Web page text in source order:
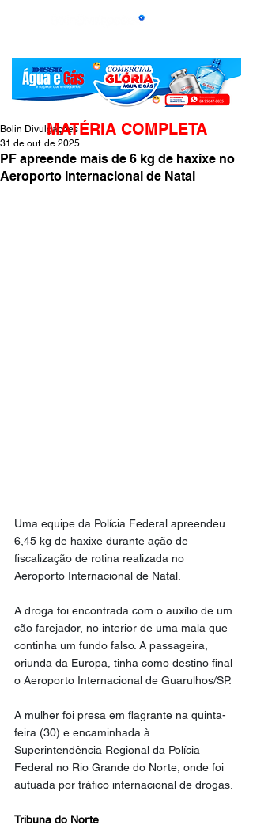
PF apreende mais de 6 kg de haxixe no
Aeroporto Internacional de Natal
Bolin Divulgações
31 de out. de 2025
Uma equipe da Polícia Federal apreendeu
6,45 kg de haxixe durante ação de
fiscalização de rotina realizada no
Aeroporto Internacional de Natal.
A droga foi encontrada com o auxílio de um
cão farejador, no interior de uma mala que
continha um fundo falso. A passageira,
oriunda da Europa, tinha como destino final
o Aeroporto Internacional de Guarulhos/SP.
A mulher foi presa em flagrante na quinta-
feira (30) e encaminhada à
Superintendência Regional da Polícia
Federal no Rio Grande do Norte, onde foi
autuada por tráfico internacional de drogas.
Tribuna do Norte
MATÉRIA COMPLETA